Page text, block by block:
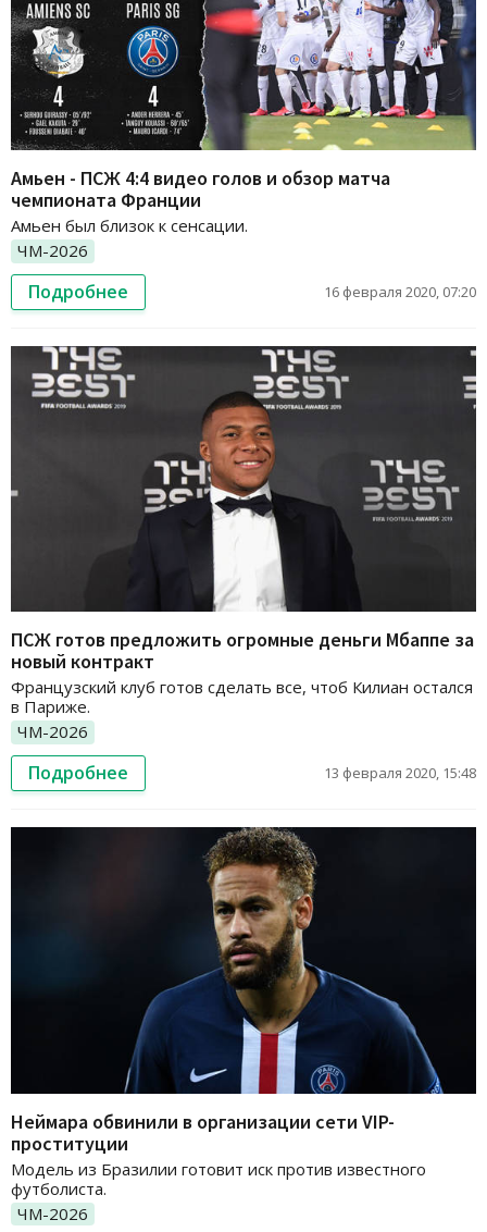
Амьен - ПСЖ 4:4 видео голов и обзор матча
чемпионата Франции
Амьен был близок к сенсации.
ЧМ-2026
Подробнее 16 февраля 2020, 07:20
ПСЖ готов предложить огромные деньги Мбаппе за
новый контракт
Французский клуб готов сделать все, чтоб Килиан остался
в Париже.
ЧМ-2026
Подробнее 13 февраля 2020, 15:48
Неймара обвинили в организации сети VIP-
проституции
Модель из Бразилии готовит иск против известного
футболиста.
ЧМ-2026